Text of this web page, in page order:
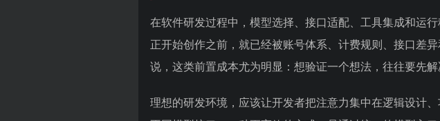
在软件研发过程中，模型选择、接口适配、工具集成和运
正开始创作之前，就已经被账号体系、计费规则、接口差
说，这类前置成本尤为明显：想验证一个想法，往往要先解
理想的研发环境，应该让开发者把注意力集中在逻辑设计